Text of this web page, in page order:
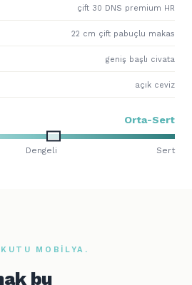
çift 30 DNS premium HR
22 cm çift pabuçlu makas
geniş başlı civata
açık ceviz
Orta-Sert
Dengeli Sert
MOBILYA.
bu